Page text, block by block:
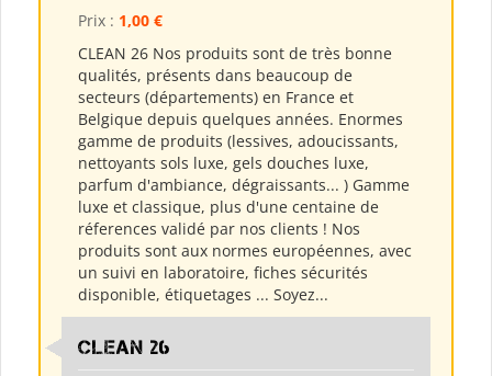
Prix : 1,00 €
CLEAN 26 Nos produits sont de très bonne
qualités, présents dans beaucoup de
secteurs (départements) en France et
Belgique depuis quelques années. Enormes
gamme de produits (lessives, adoucissants,
nettoyants sols luxe, gels douches luxe,
parfum d'ambiance, dégraissants... ) Gamme
luxe et classique, plus d'une centaine de
réferences validé par nos clients ! Nos
produits sont aux normes européennes, avec
un suivi en laboratoire, fiches sécurités
disponible, étiquetages ... Soyez...
clean 26